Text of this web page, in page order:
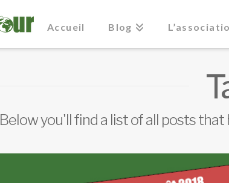
Accueil Blog
Below you'll find a list of all posts